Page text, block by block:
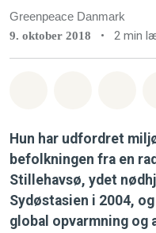
Greenpeace Danmark
9. oktober 2018 • 2 min
Hun har udfordret
befolkningen fra en
Stillehavsø, ydet
Sydøstasien i 2004,
global opvarmning og